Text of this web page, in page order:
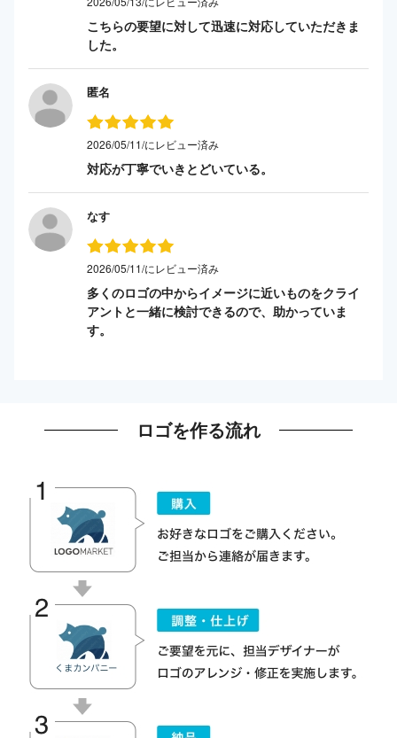
こちらの要望に対して迅速に対応していただきま
した。
匿名
2026/05/11/にレビュー済み
対応が丁寧でいきとどいている。
なす
2026/05/11/にレビュー済み
多くのロゴの中からイメージに近いものをクライ
アントと一緒に検討できるので、助かっていま
す。
ロゴを作る流れ